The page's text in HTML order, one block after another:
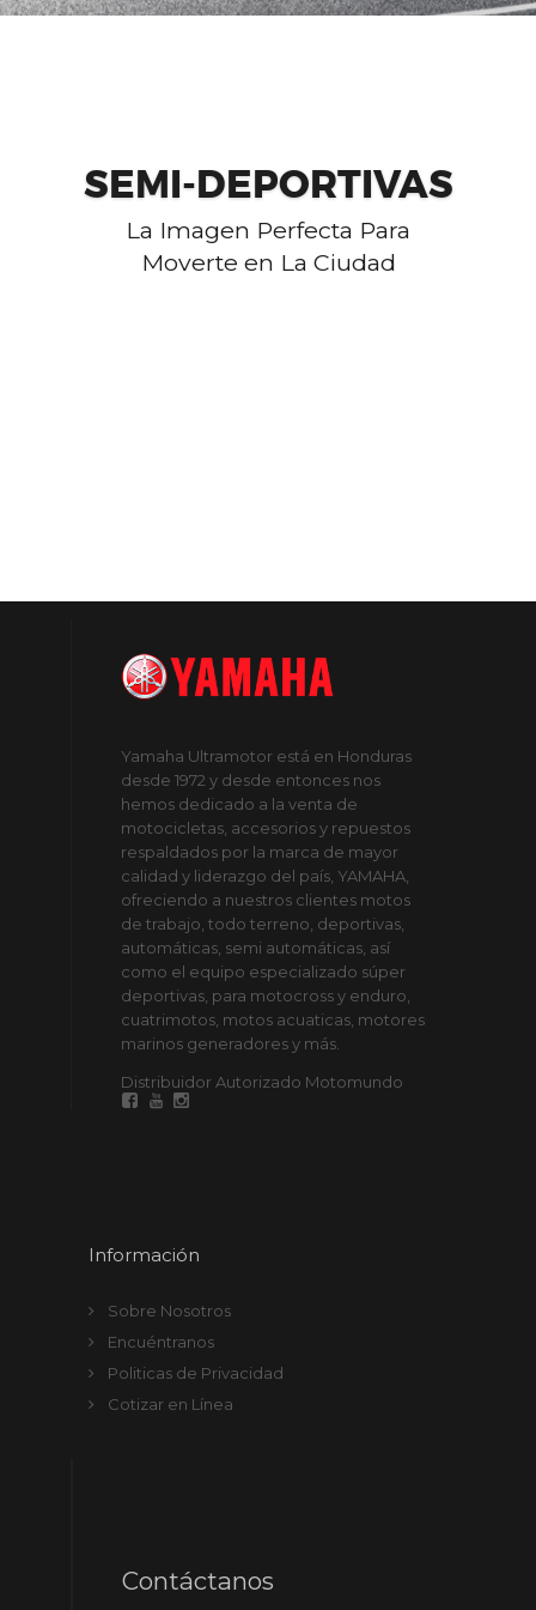
COTIZAR EN LÍNEA
SEMI-DEPORTIVAS
La Imagen Perfecta Para
Moverte en La Ciudad
Yamaha Ultramotor está en Honduras
desde 1972 y desde entonces nos
hemos dedicado a la venta de
motocicletas, accesorios y repuestos
respaldados por la marca de mayor
calidad y liderazgo del país, YAMAHA,
ofreciendo a nuestros clientes motos
de trabajo, todo terreno, deportivas,
automáticas, semi automáticas, así
como el equipo especializado súper
deportivas, para motocross y enduro,
cuatrimotos, motos acuaticas, motores
marinos generadores y más.
Distribuidor Autorizado Motomundo
Información
Sobre Nosotros
Encuéntranos
Politicas de Privacidad
Cotizar en Línea
Contáctanos